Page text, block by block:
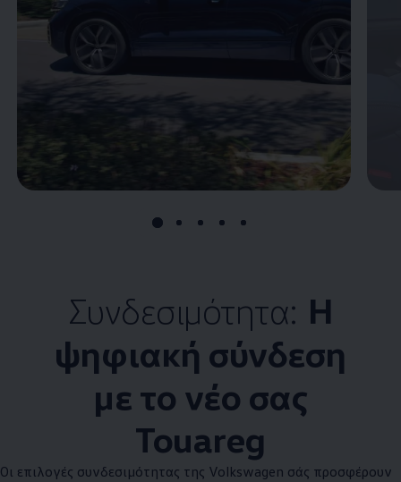
Συνδεσιμότητα: Η
ψηφιακή σύνδεση
με το νέο σας
Touareg
Οι επιλογές συνδεσιμότητας της Volkswagen σάς προσφέρουν